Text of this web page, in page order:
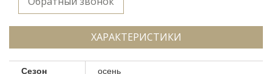
ХАРАКТЕРИСТИКИ
Сезон
осень